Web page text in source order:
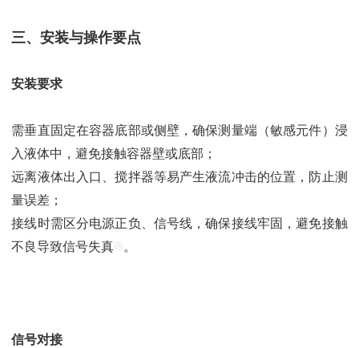
三、安装与操作要点
安装要求
需垂直固定在容器底部或侧壁，确保测量端（敏感元件）浸
入液体中，避免接触容器壁或底部；
远离液体出入口、搅拌器等易产生液流冲击的位置，防止测
量误差；
接线时需区分电源正负、信号线，确保接线牢固，避免接触
不良导致信号失真
。
信号对接